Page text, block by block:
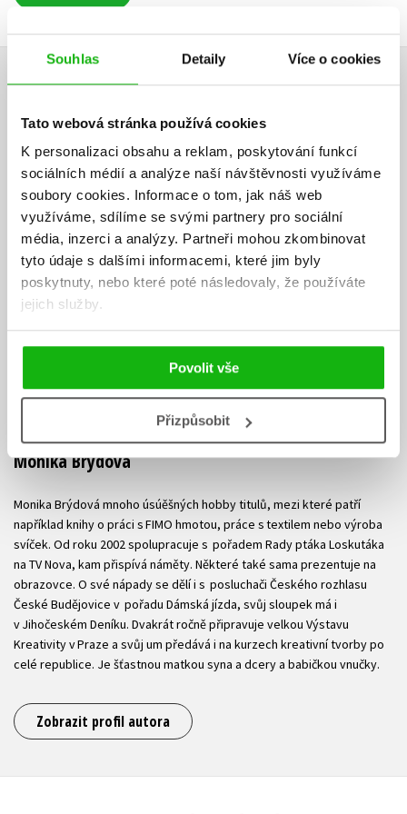
Souhlas Detaily Více o cookies
Tato webová stránka používá cookies
K personalizaci obsahu a reklam, poskytování funkcí
sociálních médií a analýze naší návštěvnosti využíváme
soubory cookies. Informace o tom, jak náš web
využíváme, sdílíme se svými partnery pro sociální
média, inzerci a analýzy. Partneři mohou zkombinovat
tyto údaje s dalšími informacemi, které jim byly
poskytnuty, nebo které poté následovaly, že používáte
jejich služby.
Povolit vše
Přizpůsobit
AUTOR KNIHY
Monika Brýdová
Monika Brýdová mnoho úsúěšných hobby titulů, mezi které patří
například knihy o práci s FIMO hmotou, práce s textilem nebo výroba
svíček. Od roku 2002 spolupracuje s pořadem Rady ptáka Loskutáka
na TV Nova, kam přispívá náměty. Některé také sama prezentuje na
obrazovce. O své nápady se dělí i s posluchači Českého rozhlasu
České Budějovice v pořadu Dámská jízda, svůj sloupek má i
v Jihočeském Deníku. Dvakrát ročně připravuje velkou Výstavu
Kreativity v Praze a svůj um předává i na kurzech kreativní tvorby po
celé republice. Je šťastnou matkou syna a dcery a babičkou vnučky.
Zobrazit profil autora